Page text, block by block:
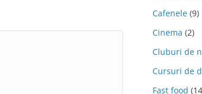
Cafenele (9)
Cinema (2)
Cluburi de
Cursuri de
Fast food